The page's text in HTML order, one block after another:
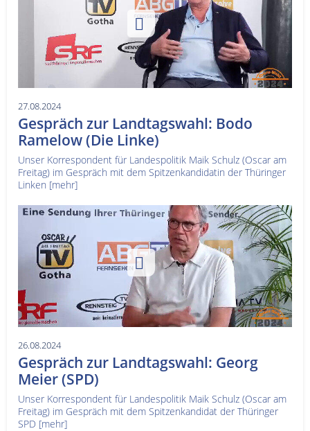
27.08.2024
Gespräch zur Landtagswahl: Bodo
Ramelow (Die Linke)
Unser Korrespondent für Landespolitik Maik Schulz (Oscar am
Freitag) im Gespräch mit dem Spitzenkandidatin der Thüringer
Linken [mehr]
26.08.2024
Gespräch zur Landtagswahl: Georg
Meier (SPD)
Unser Korrespondent für Landespolitik Maik Schulz (Oscar am
Freitag) im Gespräch mit dem Spitzenkandidat der Thüringer
SPD [mehr]